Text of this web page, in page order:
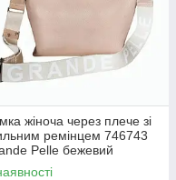
жіноча через плече зі
ремінцем 746743
Pelle бежевий